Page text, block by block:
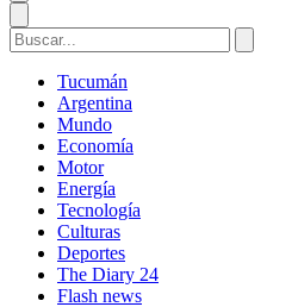
Tucumán
Argentina
Mundo
Economía
Motor
Energía
Tecnología
Culturas
Deportes
The Diary 24
Flash news